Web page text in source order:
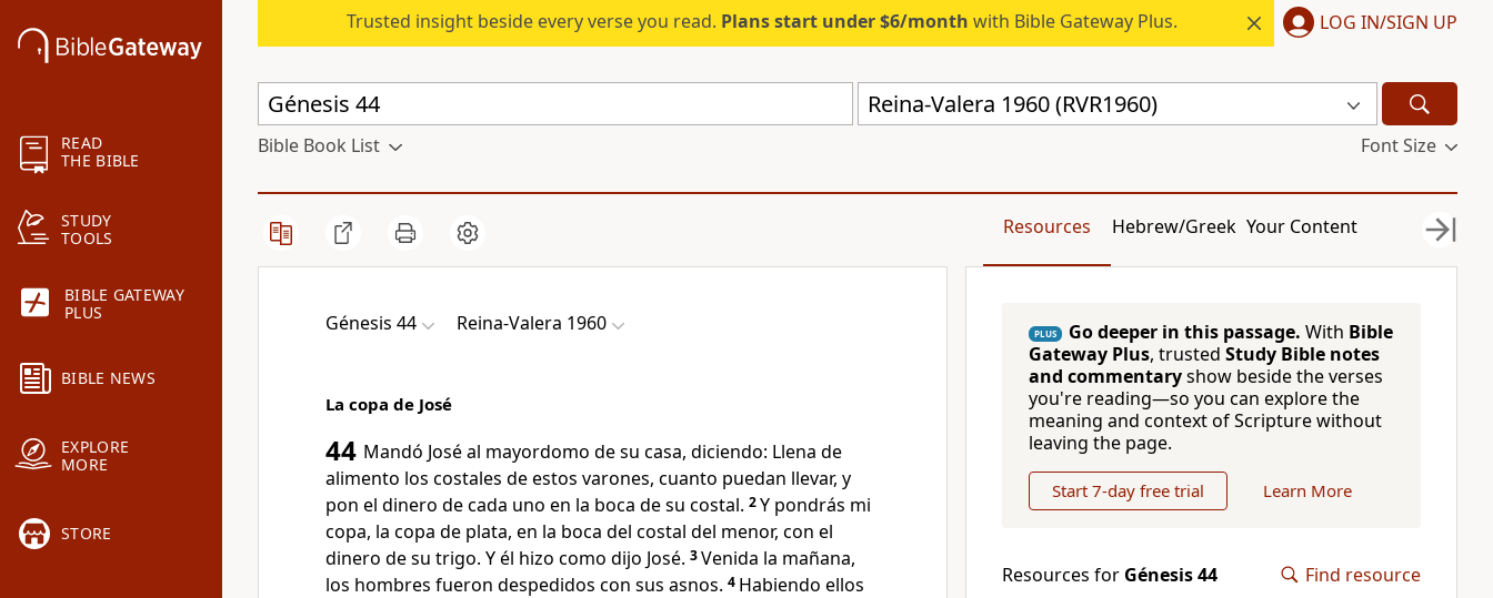
READ
THE BIBLE
STUDY
TOOLS
BIBLE GATEWAY
PLUS
BIBLE NEWS
EXPLORE
MORE
STORE
Trusted insight beside every verse you read. Plans start under $6/month with Bible Gateway Plus. LOG IN/SIGN UP
Reina-Valera 1960 (RVR1960)
Bible Book List Font Size
Resources Hebrew/Greek Your Content
Génesis 44 Reina-Valera 1960
La copa de José
44 Mandó José al mayordomo de su casa, diciendo: Llena de
alimento los costales de estos varones, cuanto puedan llevar, y
pon el dinero de cada uno en la boca de su costal. 2Y pondrás mi
copa, la copa de plata, en la boca del costal del menor, con el
dinero de su trigo. Y él hizo como dijo José. 3Venida la mañana,
los hombres fueron despedidos con sus asnos. 4 Habiendo ellos
PLUS Go deeper in this passage. With Bible
Gateway Plus, trusted Study Bible notes
and commentaryshow beside the verses
you're reading—so you can explore the
meaning and context of Scripture without
leaving the page.
Start 7-day free trial Learn More
Resources for Génesis 44 Find resource